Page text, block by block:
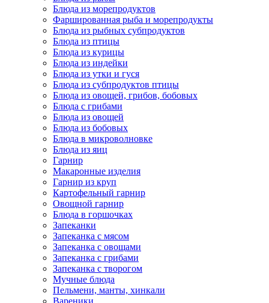
Блюда из морепродуктов
Фаршированная рыба и морепродукты
Блюда из рыбных субпродуктов
Блюда из птицы
Блюда из курицы
Блюда из индейки
Блюда из утки и гуся
Блюда из субпродуктов птицы
Блюда из овощей, грибов, бобовых
Блюда с грибами
Блюда из овощей
Блюда из бобовых
Блюда в микроволновке
Блюда из яиц
Гарнир
Макаронные изделия
Гарнир из круп
Картофельный гарнир
Овощной гарнир
Блюда в горшочках
Запеканки
Запеканка с мясом
Запеканка с овощами
Запеканка с грибами
Запеканка с творогом
Мучные блюда
Пельмени, манты, хинкали
Вареники